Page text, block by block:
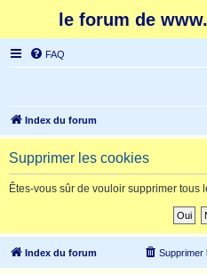
le forum de
FAQ
Index du forum
Supprimer les cookies
Êtes-vous sûr de vouloir supprimer tous
Index du forum Supprimer